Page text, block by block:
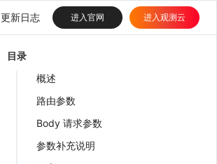
更新日志 进入官网 进入观测云
目录
概述
路由参数
Body 请求参数
参数补充说明